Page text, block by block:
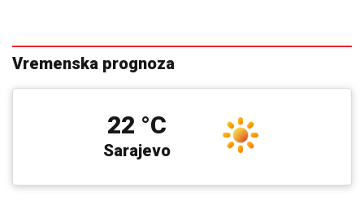
Vremenska prognoza
Sarajevo
22 °C